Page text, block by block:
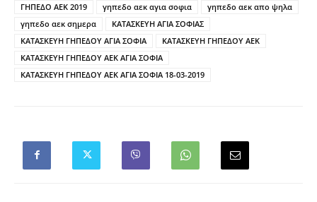
ΓΗΠΕΔΟ ΑΕΚ 2019 γηπεδο αεκ αγια σοφια
γηπεδο αεκ απο ψηλα
γηπεδο αεκ σημερα
ΚΑΤΑΣΚΕΥΗ ΑΓΙΑ ΣΟΦΙΑΣ
ΚΑΤΑΣΚΕΥΗ ΓΗΠΕΔΟΥ ΑΓΙΑ ΣΟΦΙΑ
ΚΑΤΑΣΚΕΥΗ ΓΗΠΕΔΟΥ ΑΕΚ
ΚΑΤΑΣΚΕΥΗ ΓΗΠΕΔΟΥ ΑΕΚ ΑΓΙΑ ΣΟΦΙΑ
ΚΑΤΑΣΚΕΥΗ ΓΗΠΕΔΟΥ ΑΕΚ ΑΓΙΑ ΣΟΦΙΑ 18-03-2019